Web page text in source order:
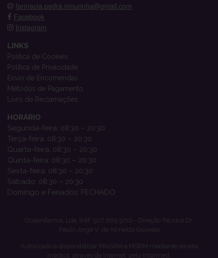
farmacia.pedra.mourinha@gmail.com
Facebook
Instagram
LINKS
Política de Cookies
Política de Privacidade
Envio de Encomendas
Métodos de Pagamento
Livro de Reclamações
HORÁRIO
Segunda-feira: 08:30 – 20:30
Terça-feira: 08:30 – 20:30
Quarta-feira: 08:30 – 20:30
Quinta-feira: 08:30 – 20:30
Sexta-feira: 08:30 – 20:30
Sábado: 08:30 – 20:30
Domingo e Feriados: FECHADO
Oceanifarma, Lda. (NIF 507 665 970) - Direção Técnica Dr.
Paulo Jorge V. de Almeida Gouveia
Autorizado a disponibilizar MNSRM e MSRM mediante receita
médica, através da Internet, pelo Infarmed.